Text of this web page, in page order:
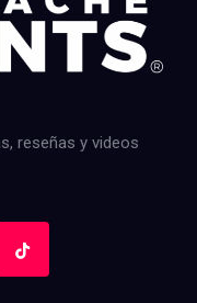
reseñas y videos